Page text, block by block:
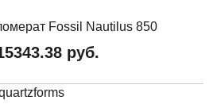
Fossil Nautilus 850
руб.